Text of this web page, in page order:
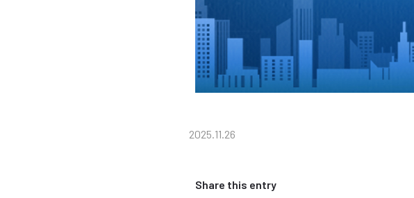
2025.11.26
Share this entry